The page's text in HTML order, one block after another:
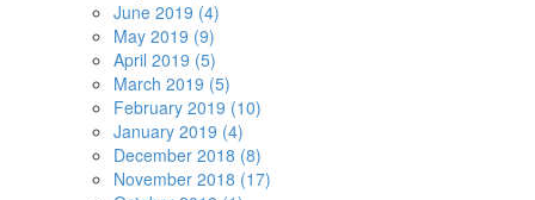
June 2019 (4)
May 2019 (9)
April 2019 (5)
March 2019 (5)
February 2019 (10)
January 2019 (4)
December 2018 (8)
November 2018 (17)